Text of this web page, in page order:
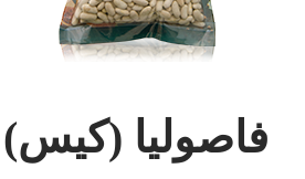
فاصوليا (كيس)